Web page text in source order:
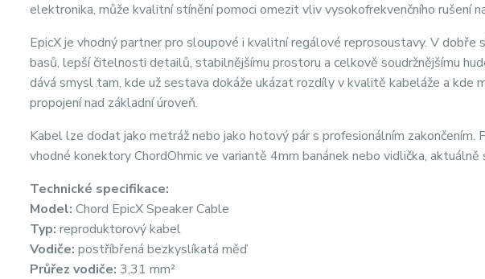
elektronika, může kvalitní stínění pomoci omezit vliv vysokofrekvenčního rušení
EpicX je vhodný partner pro sloupové i kvalitní regálové reprosoustavy. V
basů, lepší čitelnosti detailů, stabilnějšímu prostoru a celkově soudržnějšímu
dává smysl tam, kde už sestava dokáže ukázat rozdíly v kvalitě kabeláže a kde
propojení nad základní úroveň.
Kabel lze dodat jako metráž nebo jako hotový pár s profesionálním zakončením.
vhodné konektory ChordOhmic ve variantě 4mm banánek nebo vidlička,
Technické specifikace:
Model: Chord EpicX Speaker Cable
Typ: reproduktorový kabel
Vodiče: postříbřená bezkyslíkatá měď
Průřez vodiče: 3,31 mm²